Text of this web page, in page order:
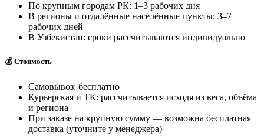
По крупным городам РК: 1–3 рабочих дня
В регионы и отдалённые населённые пункты: 3–7
рабочих дней
В Узбекистан: сроки рассчитываются индивидуально
💰 Стоимость
Самовывоз: бесплатно
Курьерская и ТК: рассчитывается исходя из веса, объёма
и региона
При заказе на крупную сумму — возможна бесплатная
доставка (уточните у менеджера)